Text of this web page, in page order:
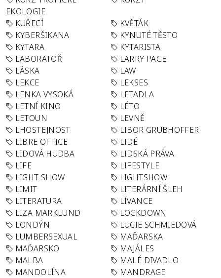
EKOLOGIE
KUŘECÍ
KVĚTÁK
KYBERŠIKANA
KYNUTÉ TĚSTO
KYTARA
KYTARISTA
LABORATOŘ
LARRY PAGE
LÁSKA
LAW
LEKCE
LEKSES
LENKA VYSOKÁ
LETADLA
LETNÍ KINO
LÉTO
LETOUN
LEVNĚ
LHOSTEJNOST
LIBOR GRUBHOFFER
LIBRE OFFICE
LIDÉ
LIDOVÁ HUDBA
LIDSKÁ PRÁVA
LIFE
LIFESTYLE
LIGHT SHOW
LIGHTSHOW
LIMIT
LITERÁRNÍ ŠLEH
LITERATURA
LÍVANCE
LIZA MARKLUND
LOCKDOWN
LONDÝN
LUCIE SCHMIEDOVÁ
LUMBERSEXUAL
MAĎARSKA
MAĎARSKO
MAJÁLES
MALBA
MALÉ DIVADLO
MANDOLÍNA
MANDRAGE